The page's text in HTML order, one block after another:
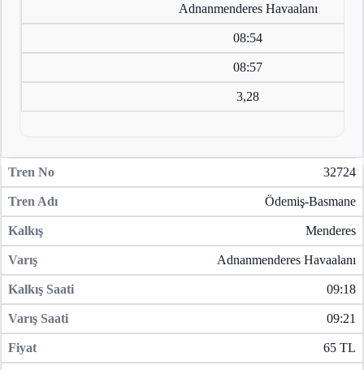
Adnanmenderes Havaalanı
08:54
08:57
3,28
32724
Ödemiş-Basmane
Menderes
Adnanmenderes Havaalanı
09:18
09:21
65 TL